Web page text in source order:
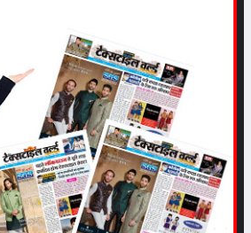
Date: 2023-04-15 07:04:51 |
Category: Textile
नवम्बर महिने से बाजारों में अच्छा कारोबार
होने की आशा से कारोबारियों में उत्साह